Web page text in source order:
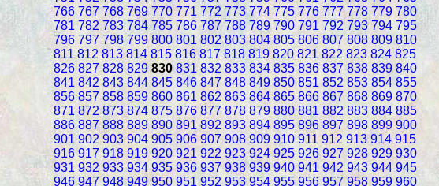
766 767 768 769 770 771 772 773 774 775 776 777 778 779 780
781 782 783 784 785 786 787 788 789 790 791 792 793 794 795
796 797 798 799 800 801 802 803 804 805 806 807 808 809 810
811 812 813 814 815 816 817 818 819 820 821 822 823 824 825
826 827 828 829 830 831 832 833 834 835 836 837 838 839 840
841 842 843 844 845 846 847 848 849 850 851 852 853 854 855
856 857 858 859 860 861 862 863 864 865 866 867 868 869 870
871 872 873 874 875 876 877 878 879 880 881 882 883 884 885
886 887 888 889 890 891 892 893 894 895 896 897 898 899 900
901 902 903 904 905 906 907 908 909 910 911 912 913 914 915
916 917 918 919 920 921 922 923 924 925 926 927 928 929 930
931 932 933 934 935 936 937 938 939 940 941 942 943 944 945
946 947 948 949 950 951 952 953 954 955 956 957 958 959 960